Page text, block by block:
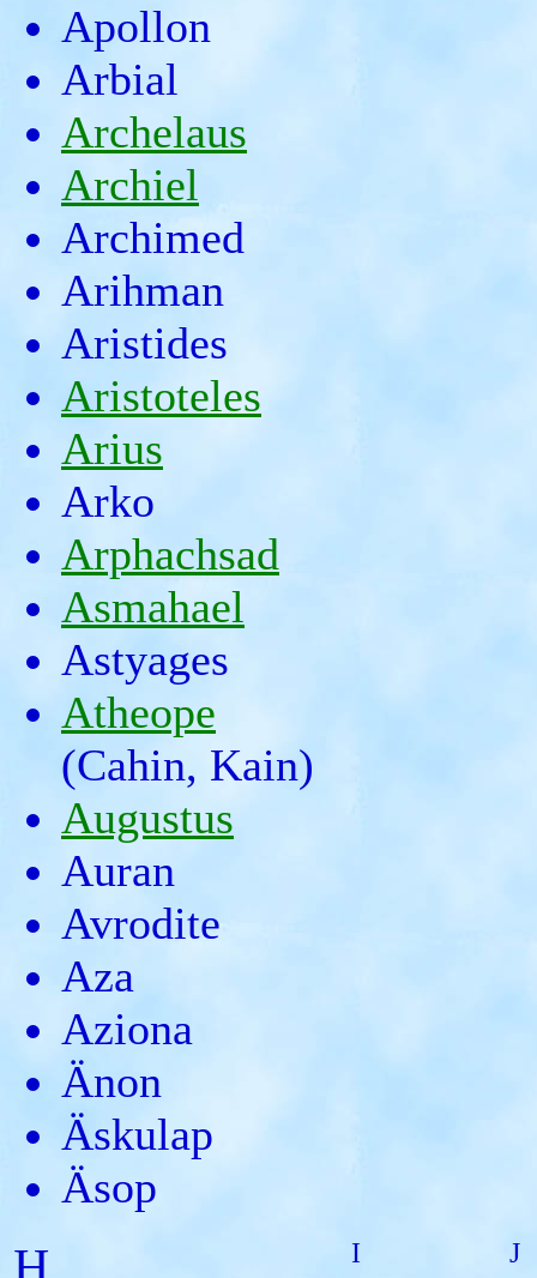
Apollon
Arbial
Archelaus
Archiel
Archimed
Arihman
Aristides
Aristoteles
Arius
Arko
Arphachsad
Asmahael
Astyages
Atheope
(Cahin, Kain)
Augustus
Auran
Avrodite
Aza
Aziona
Änon
Äskulap
Äsop
H I J